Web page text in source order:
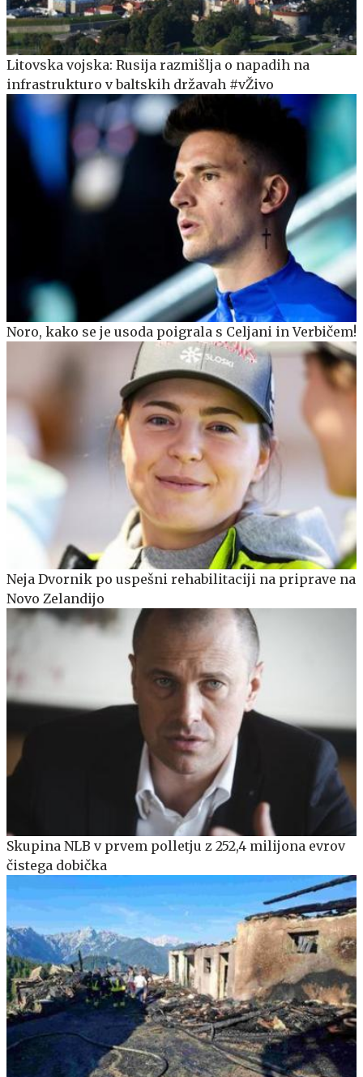
Litovska vojska: Rusija razmišlja o napadih na
infrastrukturo v baltskih državah #vŽivo
Noro, kako se je usoda poigrala s Celjani in Verbičem!
Neja Dvornik po uspešni rehabilitaciji na priprave na
Novo Zelandijo
Skupina NLB v prvem polletju z 252,4 milijona evrov
čistega dobička